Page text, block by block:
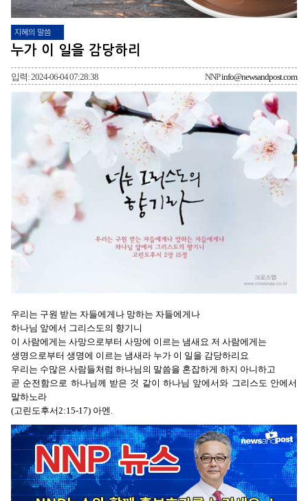
지혜의 말씀
누가 이 일을 감당하리
입력: 2024-06-04 07:28:38 NNPinfo@newsandpost.com
우리는 구원 받는 자들에게나 망하는 자들에게나
하나님 앞에서 그리스도의 향기니
이 사람에게는 사망으로부터 사망에 이르는 냄새요 저 사람에게는
생명으로부터 생명에 이르는 냄새라 누가 이 일을 감당하리요
우리는 수많은 사람들처럼 하나님의 말씀을 혼잡하게 하지 아니하고
곧 순전함으로 하나님께 받은 것 같이 하나님 앞에서와 그리스도 안에서
말하노라
(고린도후서2:15-17) 아멘.